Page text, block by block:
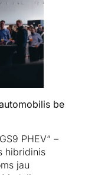
be
PHEV“ –
hibridinis
jau